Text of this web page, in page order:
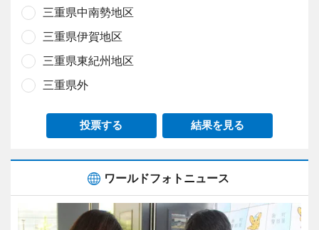
三重県中南勢地区
三重県伊賀地区
三重県東紀州地区
三重県外
投票する 結果を見る
ワールドフォトニュース